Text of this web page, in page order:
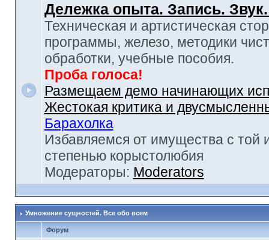
Дележка опыта. Запись.
Техническая и артистическая
программы, железо, методики
обработки, учебные пособия.
Проба голоса!
Размещаем демо начинающих
Жестокая критика и
Барахолка
Избавляемся от имущества с той
степенью корыстолюбия
Модераторы: Moderators
Умножение сущностей. Все обо всем
Форум